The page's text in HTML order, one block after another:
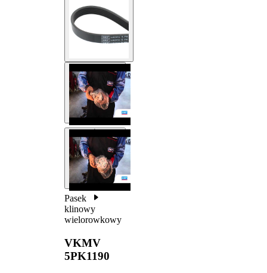
Pasek
klinowy
wielorowkowy
VKMV
5PK1190